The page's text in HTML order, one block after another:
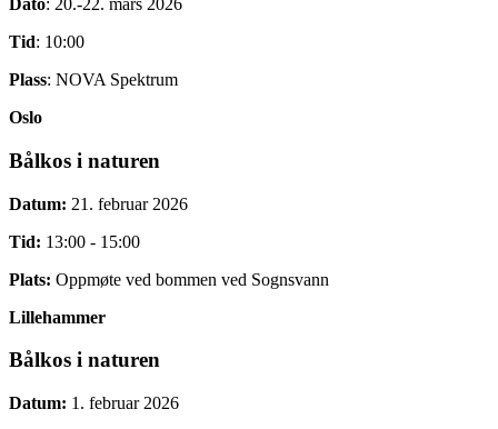
Dato: 20.-22. mars 2026
Tid: 10:00
Plass: NOVA Spektrum
Oslo
Bålkos i naturen
Datum: 21. februar 2026
Tid: 13:00 - 15:00
Plats: Oppmøte ved bommen ved Sognsvann
Lillehammer
Bålkos i naturen
Datum: 1. februar 2026